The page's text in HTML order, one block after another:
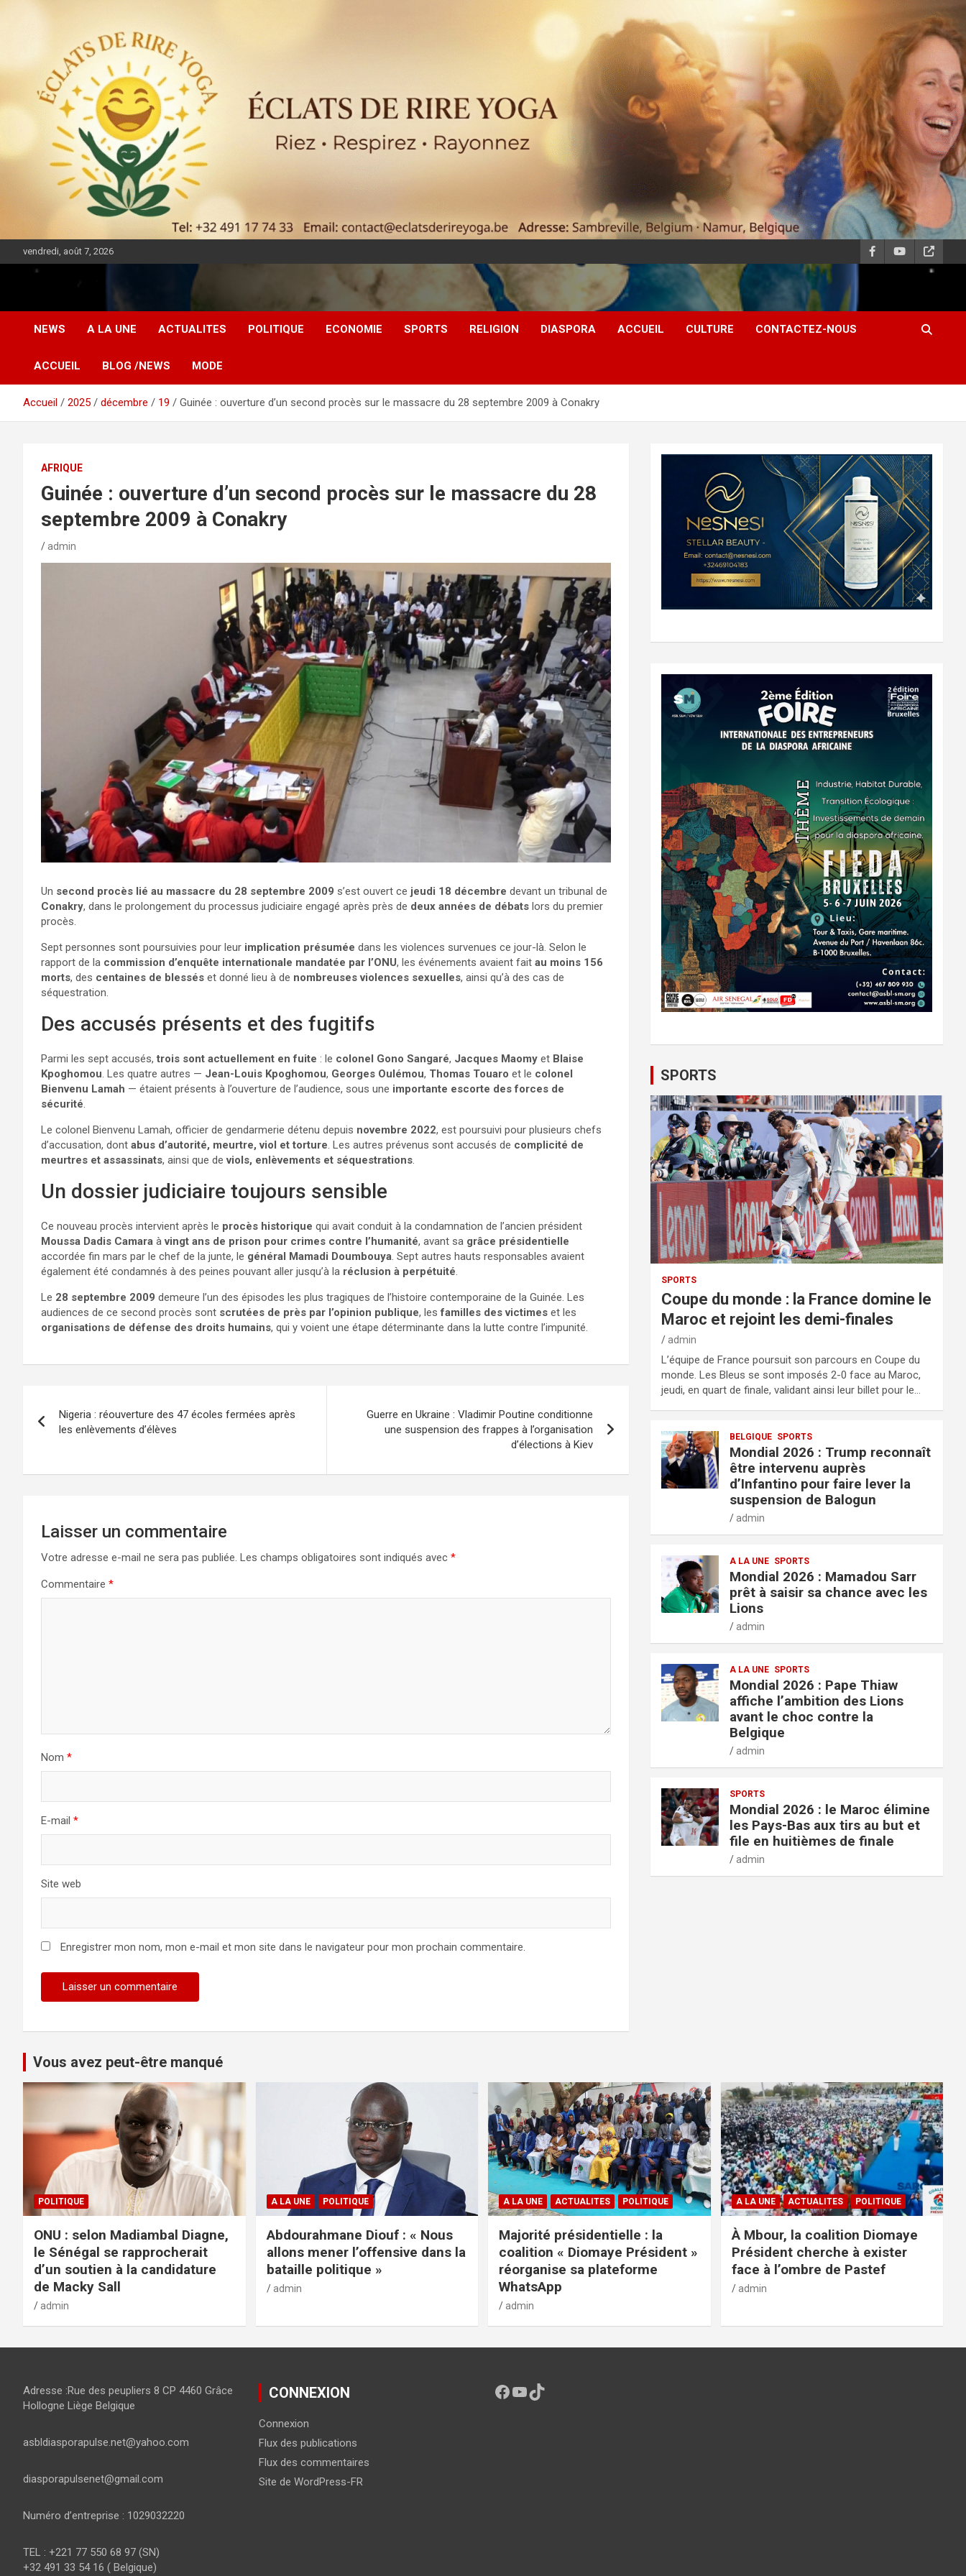
vendredi, août 7, 2026
DIASPORA PULSE
NEWS A LA UNE ACTUALITES POLITIQUE ECONOMIE SPORTS RELIGION DIASPORA ACCUEIL CULTURE CONTACTEZ-NOUS
ACCUEIL BLOG /NEWS MODE
Accueil 2025 décembre 19 Guinée : ouverture d’un second procès sur le massacre du 28 septembre 2009 à Conakry
AFRIQUE
Guinée : ouverture d’un second procès sur le massacre du 28
septembre 2009 à Conakry
admin
Un second procès lié au massacre du 28 septembre 2009 s’est ouvert ce jeudi 18 décembre devant un tribunal de
Conakry, dans le prolongement du processus judiciaire engagé après près de deux années de débats lors du premier
procès.
Sept personnes sont poursuivies pour leur implication présumée dans les violences survenues ce jour-là. Selon le
rapport de la commission d’enquête internationale mandatée par l’ONU, les événements avaient fait au moins 156
morts, des centaines de blessés et donné lieu à de nombreuses violences sexuelles, ainsi qu’à des cas de
séquestration.
Des accusés présents et des fugitifs
Parmi les sept accusés,trois sont actuellement en fuite : le colonel Gono Sangaré, Jacques Maomy et Blaise
Kpoghomou. Les quatre autres — Jean-Louis Kpoghomou, Georges Oulémou, Thomas Touaro et le colonel
Bienvenu Lamah — étaient présents à l’ouverture de l’audience, sous une importante escorte des forces de
sécurité.
Le colonel Bienvenu Lamah, officier de gendarmerie détenu depuis novembre 2022, est poursuivi pour plusieurs chefs
d’accusation, dont abus d’autorité, meurtre, viol et torture. Les autres prévenus sont accusés de complicité de
meurtres et assassinats, ainsi que deviols, enlèvements et séquestrations.
Un dossier judiciaire toujours sensible
Ce nouveau procès intervient après le procès historique qui avait conduit à la condamnation de l’ancien président
Moussa Dadis Camara àvingt ans de prison pour crimes contre l’humanité, avant sa grâce présidentielle
accordée fin mars par le chef de la junte, le général Mamadi Doumbouya. Sept autres hauts responsables avaient
également été condamnés à des peines pouvant aller jusqu’à la réclusion à perpétuité.
Le 28 septembre 2009 demeure l’un des épisodes les plus tragiques de l’histoire contemporaine de la Guinée. Les
audiences de ce second procès sont scrutées de près par l’opinion publique, lesfamilles des victimes et les
organisations de défense des droits humains, qui y voient une étape déterminante dans la lutte contre l’impunité.
Nigeria : réouverture des 47 écoles fermées après
les enlèvements d’élèves
Guerre en Ukraine : Vladimir Poutine conditionne
une suspension des frappes à l’organisation
d’élections à Kiev
Laisser un commentaire
Votre adresse e-mail ne sera pas publiée. Les champs obligatoires sont indiqués avec *
Commentaire *
Nom *
E-mail *
Site web
Enregistrer mon nom, mon e-mail et mon site dans le navigateur pour mon prochain commentaire.
SPORTS
SPORTS
Coupe du monde : la France domine le
Maroc et rejoint les demi-finales
admin
L’équipe de France poursuit son parcours en Coupe du
monde. Les Bleus se sont imposés 2-0 face au Maroc,
jeudi, en quart de finale, validant ainsi leur billet pour le…
BELGIQUE SPORTS
Mondial 2026 : Trump reconnaît
être intervenu auprès
d’Infantino pour faire lever la
suspension de Balogun
admin
A LA UNE SPORTS
Mondial 2026 : Mamadou Sarr
prêt à saisir sa chance avec les
Lions
admin
A LA UNE SPORTS
Mondial 2026 : Pape Thiaw
affiche l’ambition des Lions
avant le choc contre la
Belgique
admin
SPORTS
Mondial 2026 : le Maroc élimine
les Pays-Bas aux tirs au but et
file en huitièmes de finale
admin
Vous avez peut-être manqué
POLITIQUE
ONU : selon Madiambal Diagne,
le Sénégal se rapprocherait
d’un soutien à la candidature
de Macky Sall
admin
A LA UNE POLITIQUE
Abdourahmane Diouf : « Nous
allons mener l’offensive dans la
bataille politique »
admin
A LA UNE ACTUALITES POLITIQUE
Majorité présidentielle : la
coalition « Diomaye Président »
réorganise sa plateforme
WhatsApp
admin
A LA UNE ACTUALITES POLITIQUE
À Mbour, la coalition Diomaye
Président cherche à exister
face à l’ombre de Pastef
admin
Adresse :Rue des peupliers 8 CP 4460 Grâce
Hollogne Liège Belgique
asbldiasporapulse.net@yahoo.com
diasporapulsenet@gmail.com
Numéro d’entreprise : 1029032220
TEL : +221 77 550 68 97 (SN)
+32 491 33 54 16 ( Belgique)
CONNEXION
Connexion
Flux des publications
Flux des commentaires
Site de WordPress-FR